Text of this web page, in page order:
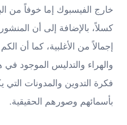
خارج الفيسبوك إما خوفاً من
كسلاً، بالإضافة إلى أن
إجمالاً من الأغلبية، كما أن
والهراء والتدليس الموجود
فكرة التدوين والمدونات التي
بأسمائهم وصورهم الحقيقية.